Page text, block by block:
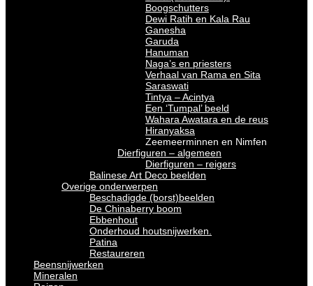
Boogschutters
Dewi Ratih en Kala Rau
Ganesha
Garuda
Hanuman
Naga’s en priesters
Verhaal van Rama en Sita
Saraswati
Tintya – Acintya
Een ‘Tumpal’ beeld
Wahara Awatara en de reus
Hiranyaksa
Zeemeerminnen en Nimfen
Dierfiguren – algemeen
Dierfiguren – reigers
Balinese Art Deco beelden
Overige onderwerpen
Beschadigde (borst)beelden
De Chinaberry boom
Ebbenhout
Onderhoud houtsnijwerken.
Patina
Restaureren
Beensnijwerken
Mineralen